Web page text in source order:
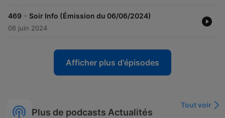
469 - Soir Info (Émission du 06/06/2024)
06 juin 2024
Afficher plus d'épisodes
Plus de podcasts Actualités
Tout voir